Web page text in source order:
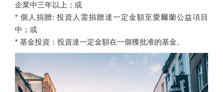
企業中三年以上；或
* 個人捐贈: 投資人需捐贈達一定金額至愛爾蘭公益項目
中；或
* 基金投資：投資達一定金額在一個獲批准的基金。